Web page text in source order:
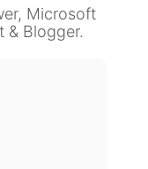
Microsoft
& Blogger.